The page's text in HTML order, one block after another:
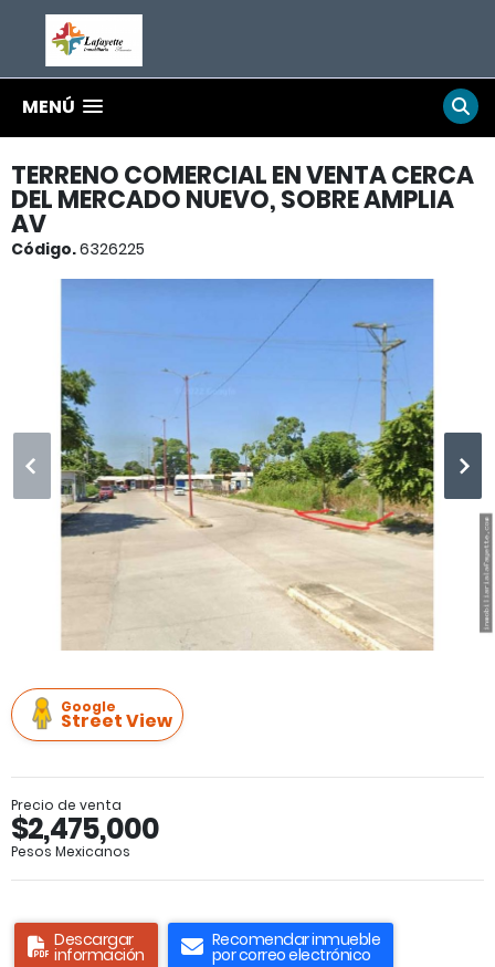
MENÚ
TERRENO COMERCIAL EN VENTA CERCA
DEL MERCADO NUEVO, SOBRE AMPLIA
AV
Código.6326225
Google
Street View
Precio de venta
$2,475,000
Pesos Mexicanos
Descargar
información
Recomendar inmueble
por correo electrónico